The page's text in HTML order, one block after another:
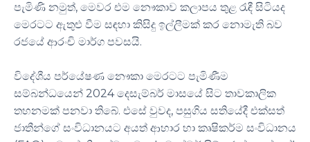
පැමිණි නමුත්, මෙවර එම නෞකාව කලාපය තුළ රැඳී සිටියද
මෙරටට ඇතුළු වීම සඳහා කිසිදු ඉල්ලීමක් කර නොමැති බව
රජයේ ආරංචි මාර්ග පවසයි.
විදේශීය පර්යේෂණ නෞකා මෙරටට පැමිණීම
සම්බන්ධයෙන් 2024 දෙසැම්බර් මාසයේ සිට තාවකාලික
තහනමක් පනවා තිබේ. එසේ වුවද, පසුගිය සතියේදී එක්සත්
ජාතීන්ගේ සංවිධානයට අයත් ආහාර හා කෘෂිකර්ම සංවිධානය